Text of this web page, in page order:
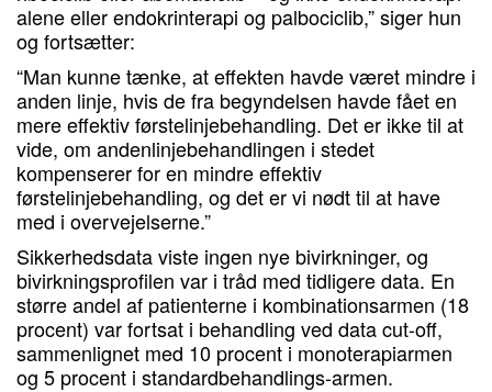
alene eller endokrinterapi og palbociclib,” siger hun
og fortsætter:
“Man kunne tænke, at effekten havde været mindre i
anden linje, hvis de fra begyndelsen havde fået en
mere effektiv førstelinjebehandling. Det er ikke til at
vide, om andenlinjebehandlingen i stedet
kompenserer for en mindre effektiv
førstelinjebehandling, og det er vi nødt til at have
med i overvejelserne.”
Sikkerhedsdata viste ingen nye bivirkninger, og
bivirkningsprofilen var i tråd med tidligere data. En
større andel af patienterne i kombinationsarmen (18
procent) var fortsat i behandling ved data cut-off,
sammenlignet med 10 procent i monoterapiarmen
og 5 procent i standardbehandlings-armen.